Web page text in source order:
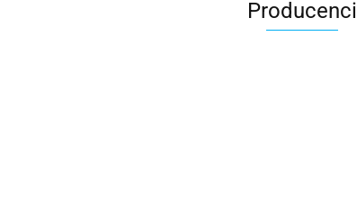
Producenci